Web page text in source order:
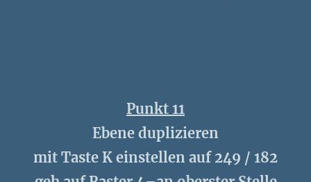
Punkt 11
Ebene duplizieren
mit Taste K einstellen auf 249 / 182